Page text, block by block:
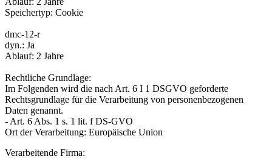
Speichertyp: Cookie
dmc-12-r
dyn.: Ja
Ablauf: 2 Jahre
Rechtliche Grundlage:
Im Folgenden wird die nach Art. 6 I 1 DSGVO geforderte
Rechtsgrundlage für die Verarbeitung von personenbezogenen
Daten genannt.
- Art. 6 Abs. 1 s. 1 lit. f DS-GVO
Ort der Verarbeitung: Europäische Union
Verarbeitende Firma: